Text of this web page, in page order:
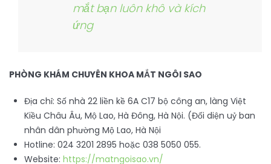
mắt bạn luôn khô và kích
ứng
PHÒNG KHÁM CHUYÊN KHOA MẮT NGÔI SAO
Địa chỉ: Số nhà 22 liền kề 6A C17 bộ công an, làng Việt
Kiều Châu Âu, Mộ Lao, Hà Đông, Hà Nội. (Đối diện uỷ ban
nhân dân phường Mộ Lao, Hà Nội
Hotline: 024 3201 2895 hoặc 038 5050 055.
Website: https://matngoisao.vn/